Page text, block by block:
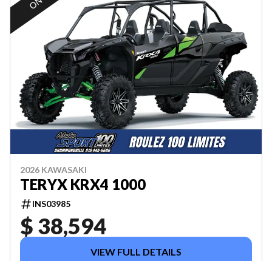
2026 KAWASAKI
TERYX KRX4 1000
INS03985
$ 38,594
VIEW FULL DETAILS